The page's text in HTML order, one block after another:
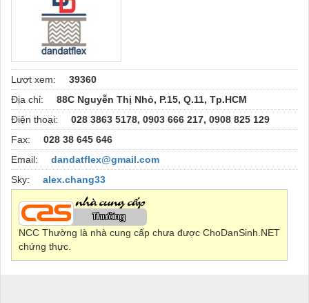
Lượt xem:
39360
Địa chỉ:
88C Nguyễn Thị Nhỏ, P.15, Q.11, Tp.HCM
Điện thoại:
028 3863 5178, 0903 666 217, 0908 825 129
Fax:
028 38 645 646
Email:
dandatflex@gmail.com
Sky:
alex.chang33
NCC Thường là nhà cung cấp chưa được ChoDanSinh.NET
chứng thực.